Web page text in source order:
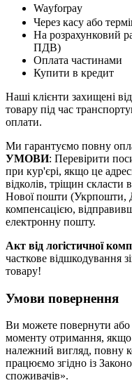
Wayforpay
Через касу або
На розрахунковий
ПДВ)
Оплата частинами
Купити в кредит
Наші клієнти захищені
товару під час
оплати.
Ми гарантуємо повну
УМОВИ: Перевірити
при кур'єрі, якщо це
відколів, тріщин скласти
Нової пошти (Укрпошти,
компенсацією,
електронну пошту.
Акт від логістичної
часткове відшкодування
товару!
Умови повернення
Ви можете повернути або
моменту отримання, якщо
належний вигляд, повну
працюємо згідно із
споживачів».